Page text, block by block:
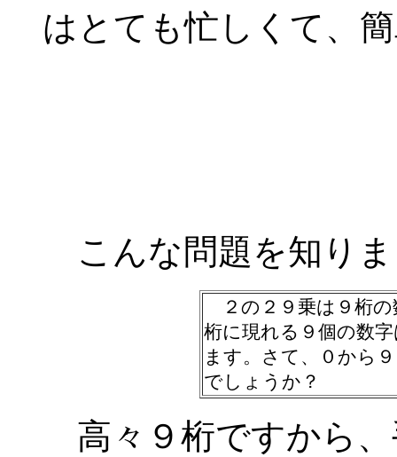
はとても忙しくて、
こんな問題を知り
２の２９乗は９桁の
桁に現れる９個の数
ます。さて、０から
でしょうか？
高々９桁ですから